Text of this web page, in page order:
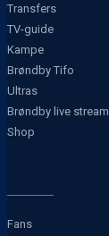
Transfers
TV-guide
Kampe
Brøndby Tifo
Ultras
Brøndby live stream
Shop
Fans